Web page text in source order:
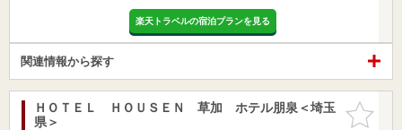
楽天トラベルの宿泊プランを見る
関連情報から探す
お気に入
りに追加
ＨＯＴＥＬ ＨＯＵＳＥＮ 草加 ホテル朋泉＜埼玉
県＞